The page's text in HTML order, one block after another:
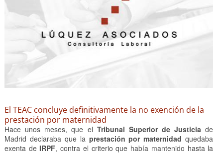
El TEAC concluye definitivamente la no exención de la
prestación por maternidad
Hace unos meses, que el Tribunal Superior de Justicia de
Madrid declaraba que la prestación por maternidad quedaba
exenta deIRPF, contra el criterio que había mantenido hasta la